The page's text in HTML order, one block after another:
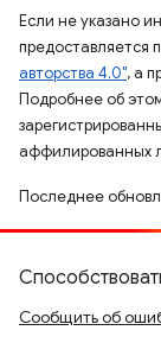
Если не указано
предоставляется
авторства 4.0", а
Подробнее об
аффилированных
Последнее
Сообщить об